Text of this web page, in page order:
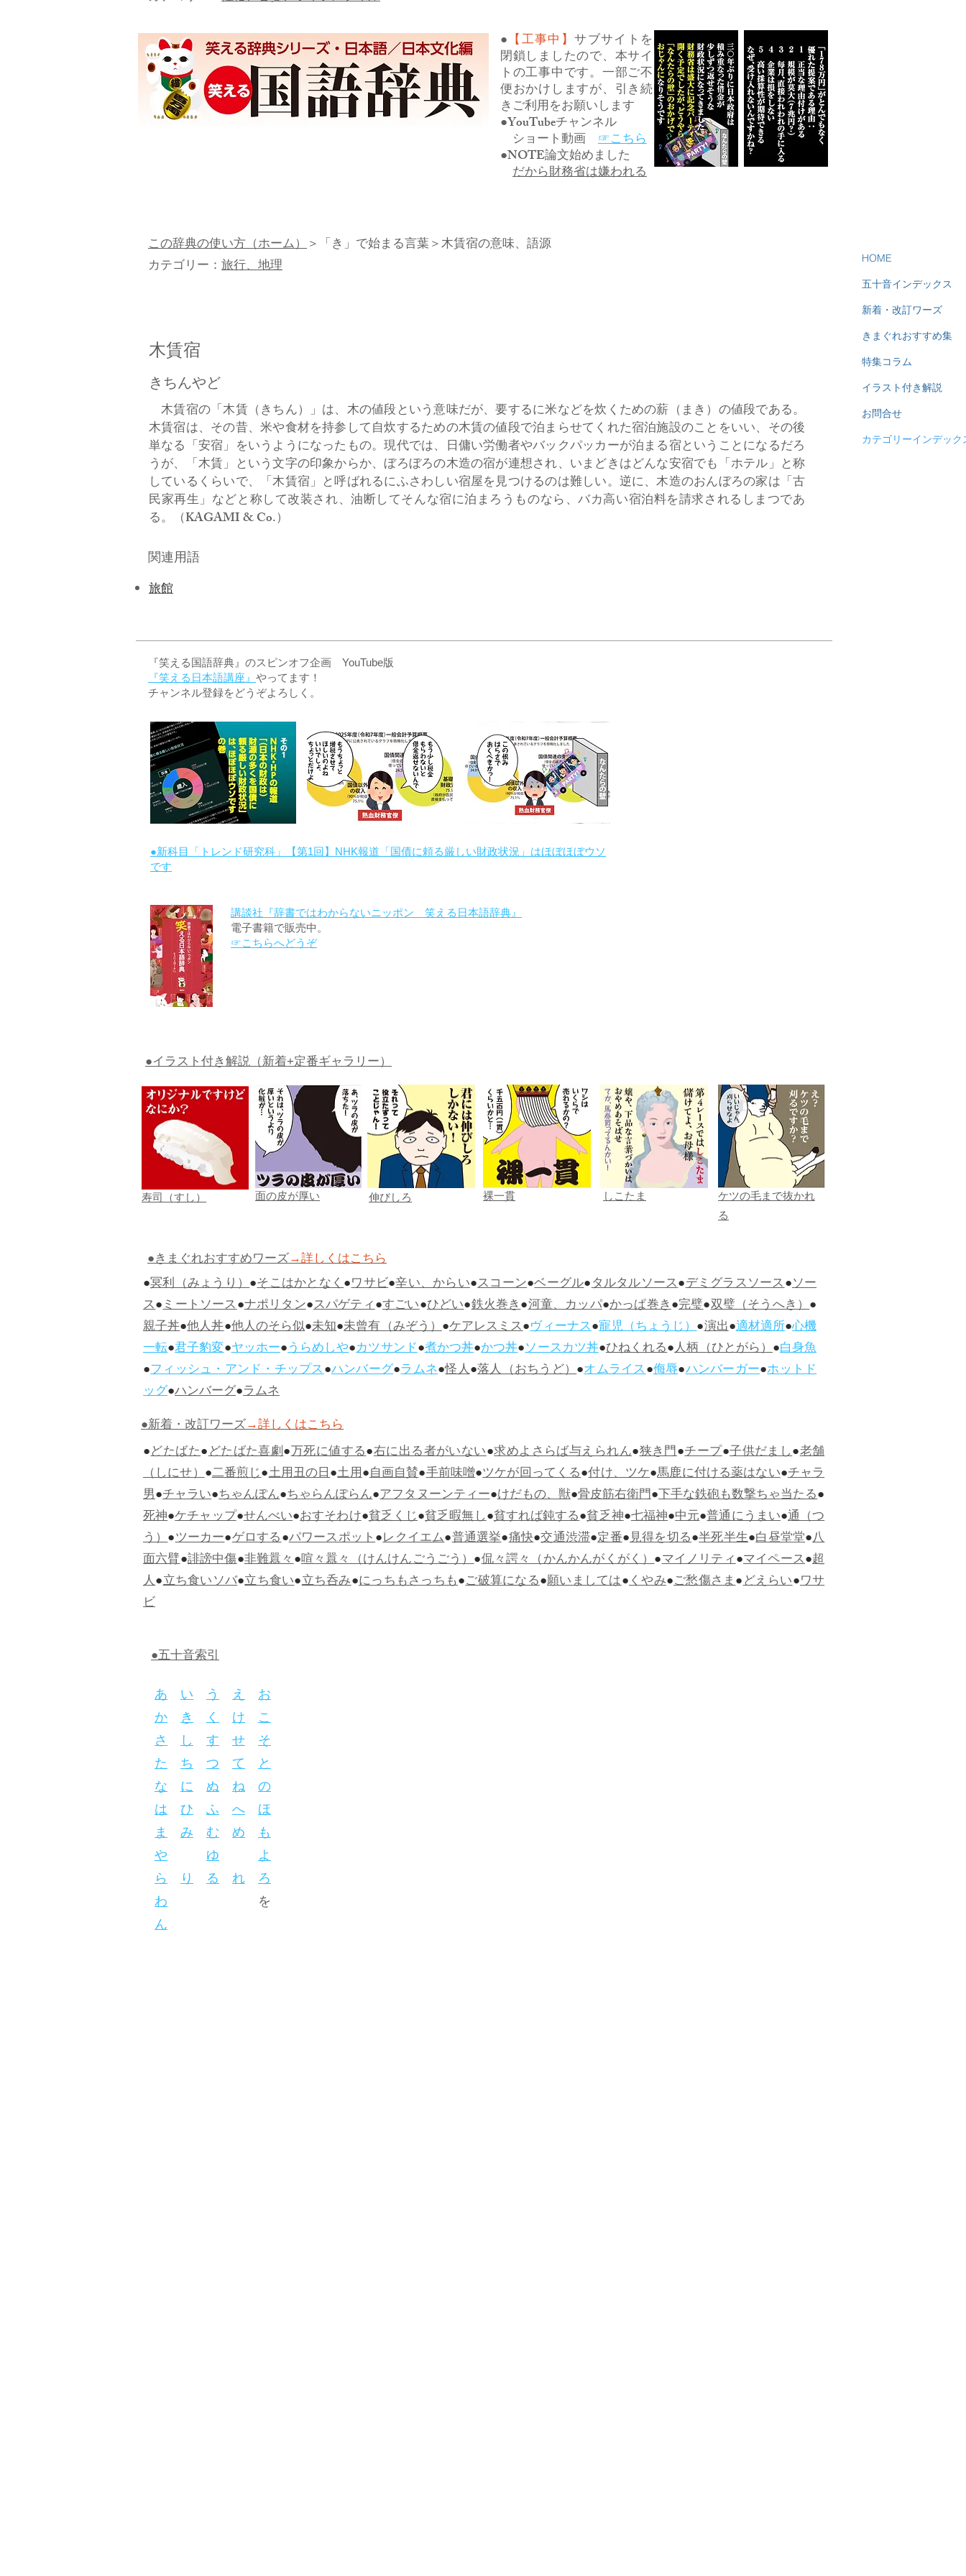
● 【工事中】サブサイトを
閉鎖しましたので、本サイ
トの工事中です。一部ご不
便おかけしますが、引き続
きご利用をお願いします
●YouTubeチャンネル
ショート動画 ☞こちら
●NOTE論文始めました
だから財務省は嫌われる
この辞典の使い方（ホーム）＞ 「き」で始まる言葉＞木賃宿の意味、語源
カテゴリー： 旅行、地理
木賃宿
きちんやど
木賃宿の「木賃（きちん）」は、木の値段という意味だが、要するに米などを炊くための薪（まき）の値段である。
木賃宿は、その昔、米や食材を持参して自炊するための木賃の値段で泊まらせてくれた宿泊施設のことをいい、その後
単なる「安宿」をいうようになったもの。現代では、日傭い労働者やバックパッカーが泊まる宿ということになるだろ
うが、「木賃」という文字の印象からか、ぼろぼろの木造の宿が連想され、いまどきはどんな安宿でも「ホテル」と称
しているくらいで、「木賃宿」と呼ばれるにふさわしい宿屋を見つけるのは難しい。逆に、木造のおんぼろの家は「古
民家再生」などと称して改装され、油断してそんな宿に泊まろうものなら、バカ高い宿泊料を請求されるしまつであ
る。（KAGAMI & Co.）
関連用語
旅館
HOME
五十音インデックス
新着・改訂ワーズ
きまぐれおすすめ集
特集コラム
イラスト付き解説
お問合せ
カテゴリーインデック
『笑える国語辞典』のスピンオフ企画 YouTube版
『笑える日本語講座』 やってます！
チャンネル登録をどうぞよろしく。
●新科目「トレンド研究科」【第1回】NHK報道「国債に頼る厳しい財政状況」はほぼほぼウソ
です
講談社『辞書ではわからないニッポン 笑える日本語辞典』
電子書籍で販売中。
☞こちらへどうぞ
●イラスト付き解説（新着+定番ギャラリー）
寿司（すし） 面の皮が厚い 伸びしろ 裸一貫 しこたま
ケツの毛まで抜かれ
る
●きまぐれおすすめワーズ→詳しくはこちら
●冥利（みょうり）●そこはかとなく●ワサビ●辛い、からい●スコーン●ベーグル●タルタルソース●デミグラスソース●ソー
ス●ミートソース●ナポリタン●スパゲティ●すごい●ひどい●鉄火巻き●河童、カッパ●かっぱ巻き●完璧●双璧（そうへき）●
親子丼●他人丼●他人のそら似●未知●未曾有（みぞう）●ケアレスミス●ヴィーナス●寵児（ちょうじ）●演出●適材適所●心機
一転●君子豹変●ヤッホー●うらめしや●カツサンド●煮かつ丼●かつ丼●ソースカツ丼●ひねくれる●人柄（ひとがら）●白身魚
●フィッシュ・アンド・チップス●ハンバーグ●ラムネ●怪人●落人（おちうど）●オムライス●侮辱●ハンバーガー●ホットド
ッグ●ハンバーグ●ラムネ
●新着・改訂ワーズ→詳しくはこちら
●どたばた●どたばた喜劇●万死に値する●右に出る者がいない●求めよさらば与えられん●狭き門●チープ●子供だまし●老舗
（しにせ）●二番煎じ●土用丑の日●土用●自画自賛●手前味噌●ツケが回ってくる●付け、ツケ●馬鹿に付ける薬はない●チャラ
男●チャラい●ちゃんぽん●ちゃらんぽらん●アフタヌーンティー●けだもの、獣●骨皮筋右衛門●下手な鉄砲も数撃ちゃ当たる●
死神●ケチャップ●せんべい●おすそわけ●貧乏くじ●貧乏暇無し●貧すれば鈍する●貧乏神●七福神●中元●普通にうまい●通（つ
う）●ツーカー●ゲロする●パワースポット●レクイエム●普通選挙●痛快●交通渋滞●定番●見得を切る●半死半生●白昼堂堂●八
面六臂●誹謗中傷●非難囂々●喧々囂々（けんけんごうごう）●侃々諤々（かんかんがくがく）●マイノリティ●マイペース●超
人●立ち食いソバ●立ち食い●立ち呑み●にっちもさっちも●ご破算になる●願いましては●くやみ●ご愁傷さま●どえらい●ワサ
ビ
●五十音索引
あ い う え お
か き く け こ
さ し す せ そ
た ち つ て と
な に ぬ ね の
は ひ ふ へ ほ
ま み む め も
や
ゆ
よ
ら り る れ ろ
わ を
ん